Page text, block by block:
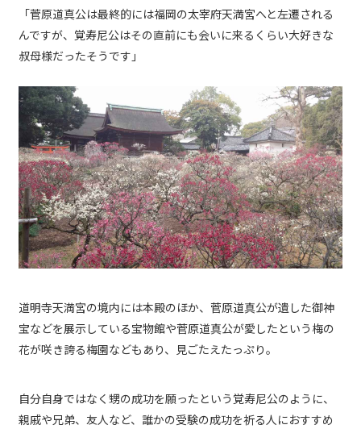
「菅原道真公は最終的には福岡の太宰府天満宮へと左遷される
んですが、覚寿尼公はその直前にも会いに来るくらい大好きな
叔母様だったそうです」
道明寺天満宮の境内には本殿のほか、菅原道真公が遺した御神
宝などを展示している宝物館や菅原道真公が愛したという梅の
花が咲き誇る梅園などもあり、見ごたえたっぷり。
自分自身ではなく甥の成功を願ったという覚寿尼公のように、
親戚や兄弟、友人など、誰かの受験の成功を祈る人におすすめ